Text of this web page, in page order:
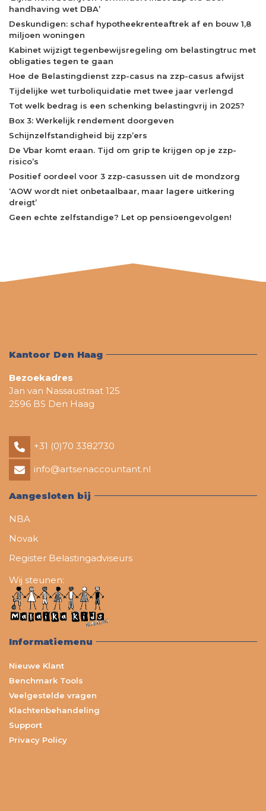
handhaving wet DBA’
Deskundigen: schaf hypotheekrenteaftrek af en bouw 1,8
miljoen woningen
Kabinet wijzigt tegenbewijsregeling om belastingtruc met
obligaties tegen te gaan
Hoe de Belastingdienst zzp-casus na zzp-casus afwijst
Tijdelijke wet turboliquidatie met twee jaar verlengd
Tot welk bedrag is een schenking belastingvrij in 2025?
Box 3: Werkelijk rendement doorgeven
Schijnzelfstandigheid bij zzp’ers
De Vbar komt eraan. Tijd om grip te krijgen op je zzp-
risico’s
Positief oordeel voor 3 zzp-casussen uit de mondzorg
‘AOW wordt niet onbetaalbaar, maar lagere uitkering
dreigt’
Geen echte zelfstandige? Let op pensioengevolgen!
Kantoor Den Haag
Bezoekadres
Jan van Nassaustraat 125
2596 BS Den Haag
+31 (0)70 3382730
info@artsenaccountant.nl
Aangesloten bij
NBA
Novak
Register Belastingadviseurs
Wij steunen:
Informatiemenu
Nieuwe Klant
Benchmark Tools
Veelgestelde vragen
Klachtenbehandeling
Support
Privacy Policy